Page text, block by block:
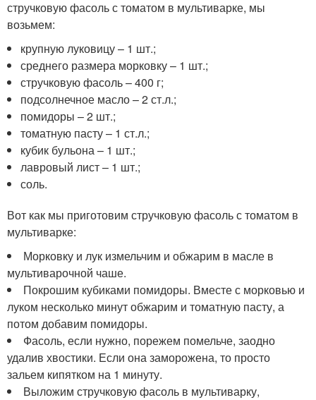
стручковую фасоль с томатом в мультиварке, мы
возьмем:
крупную луковицу – 1 шт.;
среднего размера морковку – 1 шт.;
стручковую фасоль – 400 г;
подсолнечное масло – 2 ст.л.;
помидоры – 2 шт.;
томатную пасту – 1 ст.л.;
кубик бульона – 1 шт.;
лавровый лист – 1 шт.;
соль.
Вот как мы приготовим стручковую фасоль с томатом в
мультиварке:
Морковку и лук измельчим и обжарим в масле в
мультиварочной чаше.
Покрошим кубиками помидоры. Вместе с морковью и
луком несколько минут обжарим и томатную пасту, а
потом добавим помидоры.
Фасоль, если нужно, порежем помельче, заодно
удалив хвостики. Если она заморожена, то просто
зальем кипятком на 1 минуту.
Выложим стручковую фасоль в мультиварку,